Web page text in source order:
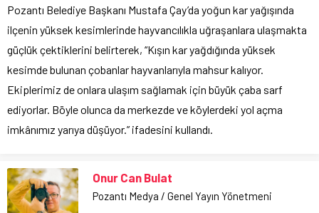
Pozantı Belediye Başkanı Mustafa Çay’da yoğun kar yağışında
ilçenin yüksek kesimlerinde hayvancılıkla uğraşanlara ulaşmakta
güçlük çektiklerini belirterek, “Kışın kar yağdığında yüksek
kesimde bulunan çobanlar hayvanlarıyla mahsur kalıyor.
Ekiplerimiz de onlara ulaşım sağlamak için büyük çaba sarf
ediyorlar. Böyle olunca da merkezde ve köylerdeki yol açma
imkânımız yarıya düşüyor.” ifadesini kullandı.
Onur Can Bulat
Pozantı Medya / Genel Yayın Yönetmeni